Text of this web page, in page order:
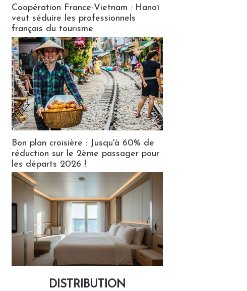
Coopération France-Vietnam : Hanoï
veut séduire les professionnels
français du tourisme
Bon plan croisière : Jusqu'à 60% de
réduction sur le 2ème passager pour
les départs 2026 !
DISTRIBUTION